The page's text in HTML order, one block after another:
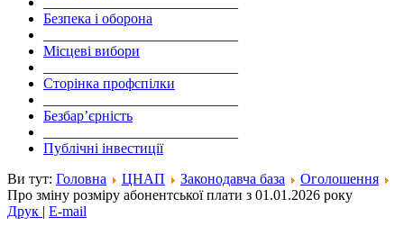
Безпека і оборона
Місцеві вибори
Сторінка профспілки
Безбар’єрність
Публічні інвестиції
Ви тут: Головна ЦНАП Законодавча база
Оголошення
Про зміну розміру абонентської плати з 01.01.2026 року
Друк | E-mail